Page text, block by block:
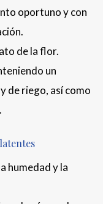
oportuno y con
de la flor.
un
de riego, así como
humedad y la